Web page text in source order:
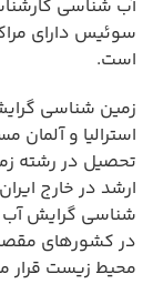
آب شناسی
سوئیس دارای
است.
زمین شناسی
استرالیا و آلمان
تحصیل در رشته
ارشد در خارج
شناسی گرایش آب
در کشورهای
محیط زیست قرار